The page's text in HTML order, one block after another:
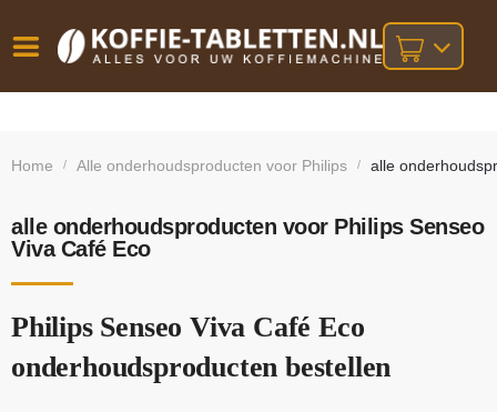
besteld,
bij orders
Home / Alle onderhoudsproducten voor Philips / alle
alle onderhoudsproducten voor Philips Senseo
Viva Café Eco
Philips Senseo Viva Café Eco
onderhoudsproducten bestellen